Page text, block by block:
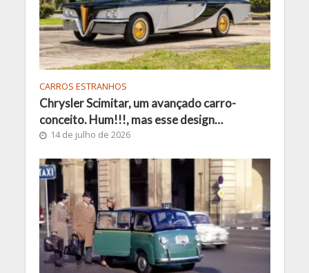
CARROS ESTRANHOS
Chrysler Scimitar, um avançado carro-
conceito. Hum!!!, mas esse design…
14 de julho de 2026